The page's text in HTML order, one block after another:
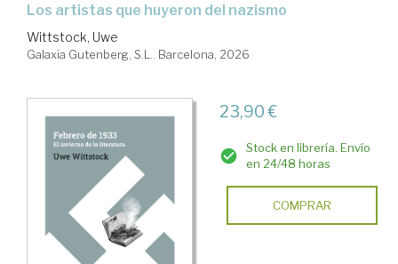
Los artistas que huyeron del nazismo
Wittstock, Uwe
Galaxia Gutenberg, S.L.. Barcelona, 2026
23,90 €
Stock en librería. Envío
en 24/48 horas
COMPRAR